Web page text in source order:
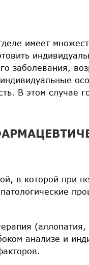
имеет
заболевания,
В этом случае
в которой при
анализе и